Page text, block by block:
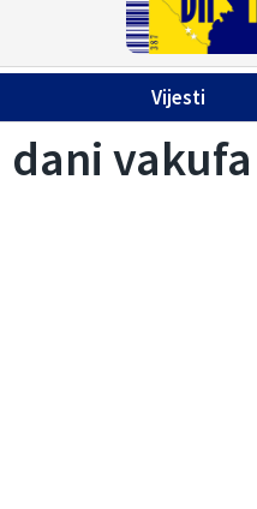
Vijesti
dani vakufa